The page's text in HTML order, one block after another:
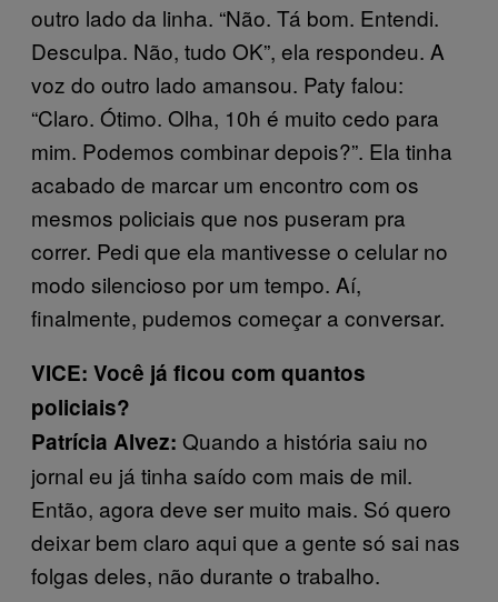
outro lado da linha. “Não. Tá bom. Entendi.
Desculpa. Não, tudo OK”, ela respondeu. A
voz do outro lado amansou. Paty falou:
“Claro. Ótimo. Olha, 10h é muito cedo para
mim. Podemos combinar depois?”. Ela tinha
acabado de marcar um encontro com os
mesmos policiais que nos puseram pra
correr. Pedi que ela mantivesse o celular no
modo silencioso por um tempo. Aí,
finalmente, pudemos começar a conversar.
VICE: Você já ficou com quantos
policiais?
Patrícia Alvez: Quando a história saiu no
jornal eu já tinha saído com mais de mil.
Então, agora deve ser muito mais. Só quero
deixar bem claro aqui que a gente só sai nas
folgas deles, não durante o trabalho.